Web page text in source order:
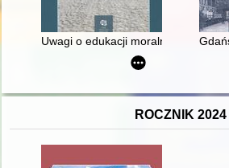
Uwagi o edukacji moralnej synów
ROCZNIK 2024